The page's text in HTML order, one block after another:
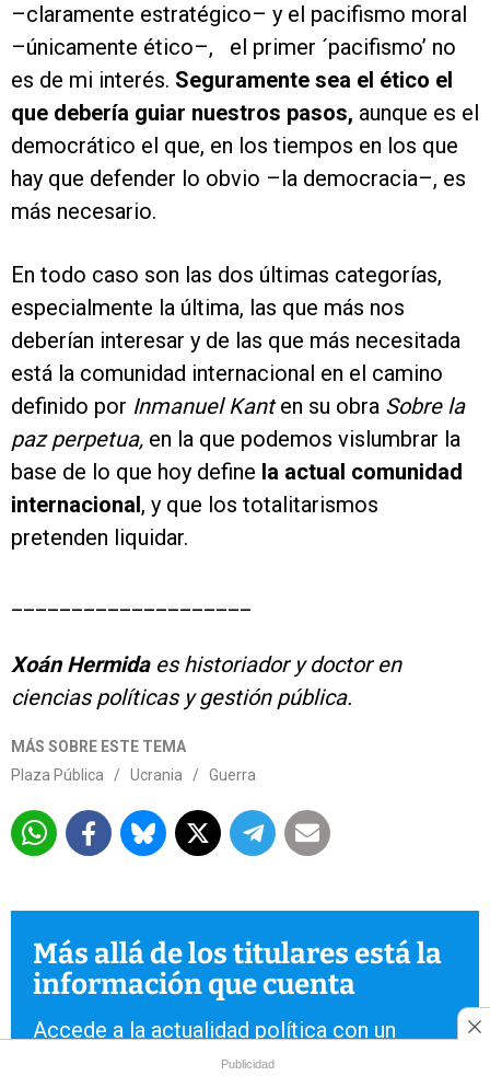
–claramente estratégico– y el pacifismo moral
–únicamente ético–, el primer ´pacifismo’ no
es de mi interés. Seguramente sea el ético el
que debería guiar nuestros pasos, aunque es el
democrático el que, en los tiempos en los que
hay que defender lo obvio –la democracia–, es
más necesario.
En todo caso son las dos últimas categorías,
especialmente la última, las que más nos
deberían interesar y de las que más necesitada
está la comunidad internacional en el camino
definido por Inmanuel Kanten su obra Sobre la
paz perpetua, en la que podemos vislumbrar la
base de lo que hoy define la actual comunidad
internacional, y que los totalitarismos
pretenden liquidar.
Xoán Hermidaes historiador y doctor en
ciencias políticas y gestión pública.
MÁS SOBRE ESTE TEMA
Plaza Pública
/ Ucrania / Guerra
Más allá de los titulares está la
información que cuenta
Accede a la actualidad política con un
análisis riguroso y de la mano de firmas de
Publicidad